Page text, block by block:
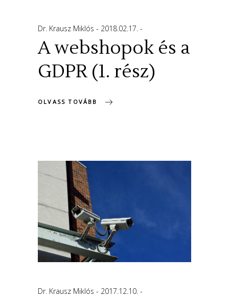
Dr. Krausz Miklós 2018.02.17.
A webshopok és a
GDPR (1. rész)
OLVASS TOVÁBB
Dr. Krausz Miklós 2017.12.10.